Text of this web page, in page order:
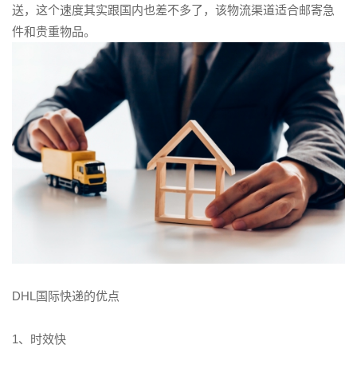
送，这个速度其实跟国内也差不多了，该物流渠道适合邮寄急
件和贵重物品。
DHL国际快递的优点
1、时效快